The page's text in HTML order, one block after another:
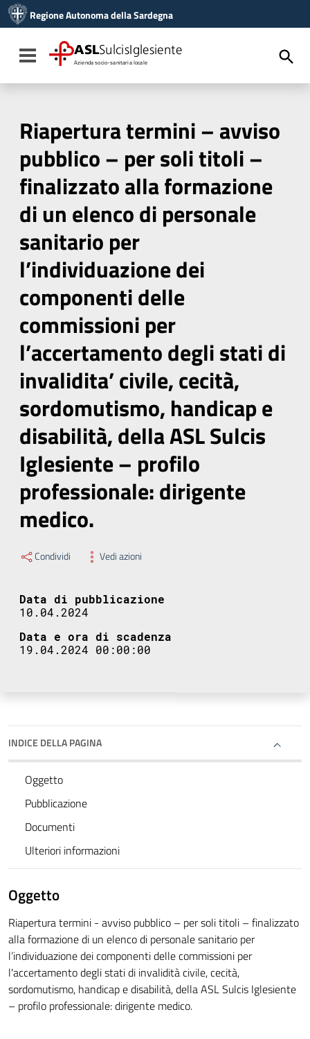
Vai al menu di navigazione
Vai al footer
Regione Autonoma della Sardegna
Toggle navigation
ASLSulcisIglesiente
Azienda socio-sanitaria locale
Riapertura termini – avviso
pubblico – per soli titoli –
finalizzato alla formazione
di un elenco di personale
sanitario per
l’individuazione dei
componenti delle
commissioni per
l’accertamento degli stati di
invalidita’ civile, cecità,
sordomutismo, handicap e
disabilità, della ASL Sulcis
Iglesiente – profilo
professionale: dirigente
medico.
Condividi Vedi azioni
Data di pubblicazione
10.04.2024
Data e ora di scadenza
19.04.2024 00:00:00
INDICE DELLA PAGINA
Oggetto
Pubblicazione
Documenti
Ulteriori informazioni
Oggetto
Riapertura termini - avviso pubblico – per soli titoli – finalizzato
alla formazione di un elenco di personale sanitario per
l’individuazione dei componenti delle commissioni per
l'accertamento degli stati di invalidità civile, cecità,
sordomutismo, handicap e disabilità, della ASL Sulcis Iglesiente
– profilo professionale: dirigente medico.